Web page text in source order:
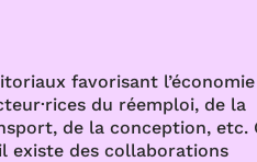
favorisant l’économie
du réemploi, de la
de la conception, etc.
existe des collaborations